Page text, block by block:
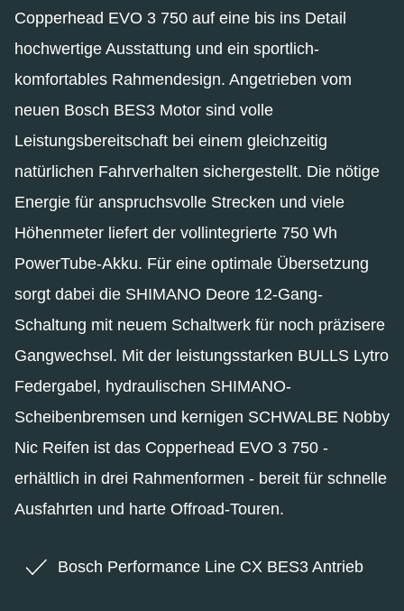
Copperhead EVO 3 750 auf eine bis ins Detail
hochwertige Ausstattung und ein sportlich-
komfortables Rahmendesign. Angetrieben vom
neuen Bosch BES3 Motor sind volle
Leistungsbereitschaft bei einem gleichzeitig
natürlichen Fahrverhalten sichergestellt. Die nötige
Energie für anspruchsvolle Strecken und viele
Höhenmeter liefert der vollintegrierte 750 Wh
PowerTube-Akku. Für eine optimale Übersetzung
sorgt dabei die SHIMANO Deore 12-Gang-
Schaltung mit neuem Schaltwerk für noch präzisere
Gangwechsel. Mit der leistungsstarken BULLS Lytro
Federgabel, hydraulischen SHIMANO-
Scheibenbremsen und kernigen SCHWALBE Nobby
Nic Reifen ist das Copperhead EVO 3 750 -
erhältlich in drei Rahmenformen - bereit für schnelle
Ausfahrten und harte Offroad-Touren.
Bosch Performance Line CX BES3 Antrieb